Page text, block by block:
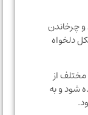
از
به